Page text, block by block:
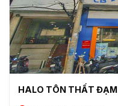
HALO TÔN THẤT ĐẠM